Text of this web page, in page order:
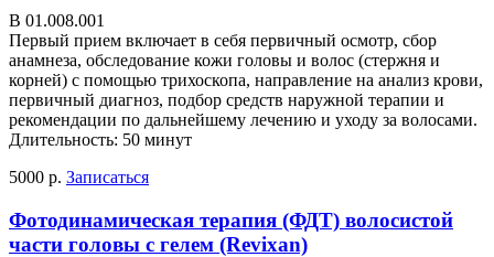
В 01.008.001
Первый прием включает в себя первичный осмотр, сбор
анамнеза, обследование кожи головы и волос (стержня и
корней) с помощью трихоскопа, направление на анализ крови,
первичный диагноз, подбор средств наружной терапии и
рекомендации по дальнейшему лечению и уходу за волосами.
Длительность: 50 минут
5000 р. Записаться
Фотодинамическая терапия (ФДТ) волосистой
части головы с гелем (Revixan)